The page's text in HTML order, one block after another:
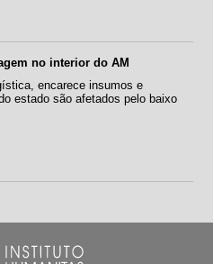
no interior do AM
encarece insumos e
estado são afetados pelo baixo